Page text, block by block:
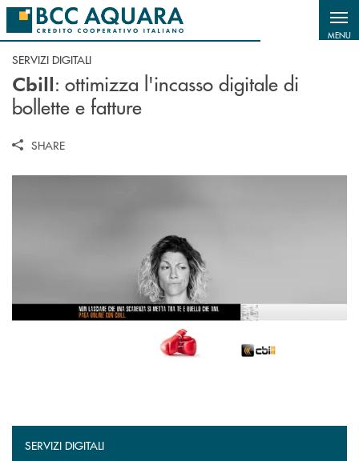
Salta al contenuto principale
MENU
SERVIZI DIGITALI
Cbill: ottimizza l'incasso digitale di
bollette e fatture
SHARE
SERVIZI DIGITALI